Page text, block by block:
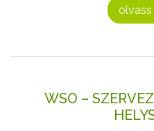
WSO –